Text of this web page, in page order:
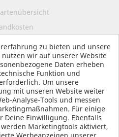
AGB
MEDIA
zu bieten und unsere
wir auf unserer Website
Daten erheben
Funktion und
Um unsere
mit unseren Website weiter
Analyse-Tools und messen
Für einige
Deine Einwilligung. Ebenfalls
Marketingtools aktiviert,